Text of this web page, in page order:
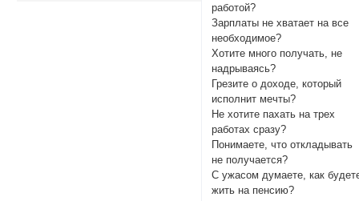
работой?
Зарплаты не хватает на все
необходимое?
Хотите много получать, не
надрываясь?
Грезите о доходе, который
исполнит мечты?
Не хотите пахать на трех
работах сразу?
Понимаете, что откладывать
не получается?
С ужасом думаете, как
жить на пенсию?